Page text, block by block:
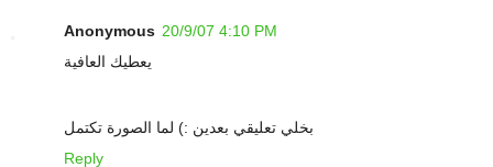
Anonymous 20/9/07 4:10 PM
يعطيك العافية
بخلي تعليقي بعدين :) لما الصورة تكتمل
Reply